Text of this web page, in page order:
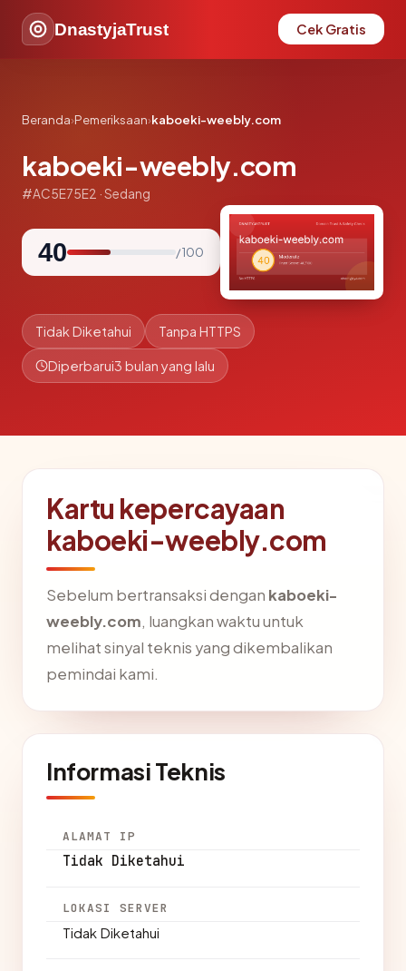
DnastyjaTrust Cek Gratis
Beranda›Pemeriksaan›kaboeki-weebly.com
kaboeki-weebly.com
#AC5E75E2 · Sedang
40 / 100
Tidak Diketahui Tanpa HTTPS
Diperbarui3 bulan yang lalu
Kartu kepercayaan
kaboeki-weebly.com
Sebelum bertransaksi dengan kaboeki-
weebly.com, luangkan waktu untuk
melihat sinyal teknis yang dikembalikan
pemindai kami.
Informasi Teknis
ALAMAT IP
Tidak Diketahui
LOKASI SERVER
Tidak Diketahui